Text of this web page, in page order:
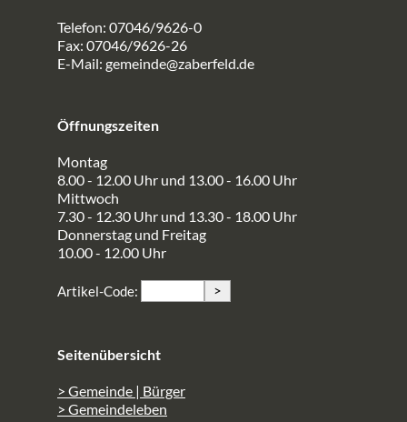
Telefon: 07046/9626-0
Fax: 07046/9626-26
E-Mail: gemeinde@zaberfeld.de
Öffnungszeiten
Montag
8.00 - 12.00 Uhr und 13.00 - 16.00 Uhr
Mittwoch
7.30 - 12.30 Uhr und 13.30 - 18.00 Uhr
Donnerstag und Freitag
10.00 - 12.00 Uhr
Artikel-Code: >
Seitenübersicht
> Gemeinde | Bürger
> Gemeindeleben